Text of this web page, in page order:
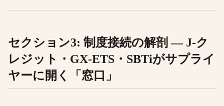
セクション3: 制度接続の解剖 — J-ク
レジット・GX-ETS・SBTiがサプライ
ヤーに開く「窓口」